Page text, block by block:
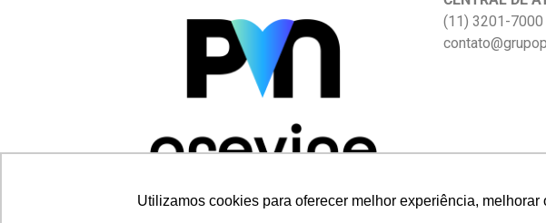
Utilizamos cookies para oferecer melhor experiência,
(11) 3201-7000